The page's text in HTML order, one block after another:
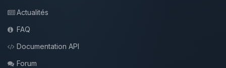
Actualités
FAQ
Documentation API
Forum